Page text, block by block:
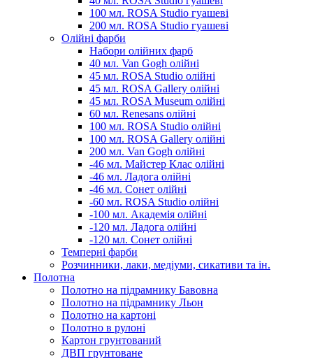
100 мл. ROSA Studio гуашеві
200 мл. ROSA Studio гуашеві
Олійні фарби
Набори олійних фарб
40 мл. Van Gogh олійні
45 мл. ROSA Studio олійні
45 мл. ROSA Gallery олійні
45 мл. ROSA Museum олійні
60 мл. Renesans олійні
100 мл. ROSA Studio олійні
100 мл. ROSA Gallery олійні
200 мл. Van Gogh олійні
-46 мл. Майстер Клас олійні
-46 мл. Ладога олійні
-46 мл. Сонет олійні
-60 мл. ROSA Studio олійні
-100 мл. Академія олійні
-120 мл. Ладога олійні
-120 мл. Сонет олійні
Темперні фарби
Розчинники, лаки, медіуми, сикативи та ін.
Полотна
Полотно на підрамнику Бавовна
Полотно на підрамнику Льон
Полотно на картоні
Полотно в рулоні
Картон грунтований
ДВП грунтоване